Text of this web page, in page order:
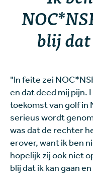
blij
"In feite zei
en dat deed mij pijn.
toekomst van golf in
serieus wordt
was dat de rechter
erover, want ik ben
hopelijk zij ook niet
blij dat ik kan gaan